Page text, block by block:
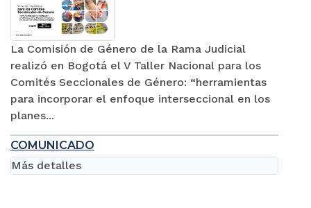
La Comisión de Género de la Rama Judicial
realizó en Bogotá el V Taller Nacional para los
Comités Seccionales de Género: “herramientas
para incorporar el enfoque interseccional en los
planes...
COMUNICADO
Más detalles